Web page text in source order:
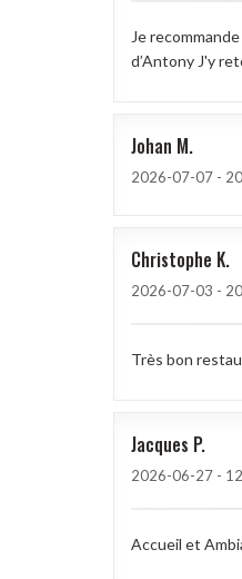
Je
d’Antony J'y
Johan M
2026-07-07 -
Christophe K
2026-07-03 -
Très bon
Jacques P
2026-06-27 -
Accueil et